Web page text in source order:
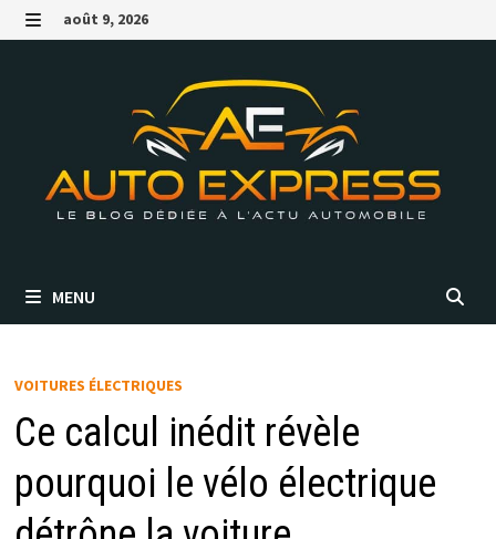
Passer
au MENU
août 9, 2026
MENU
VOITURES ÉLECTRIQUES
Ce calcul inédit révèle
pourquoi le vélo électrique